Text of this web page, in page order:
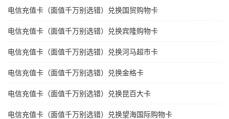
电信充值卡（面值千万别选错）兑换国贸购物卡
电信充值卡（面值千万别选错）兑换宾隆购物卡
电信充值卡（面值千万别选错）兑换河马超市卡
电信充值卡（面值千万别选错）兑换金格卡
电信充值卡（面值千万别选错）兑换昆百大卡
电信充值卡（面值千万别选错）兑换望海国际购物卡